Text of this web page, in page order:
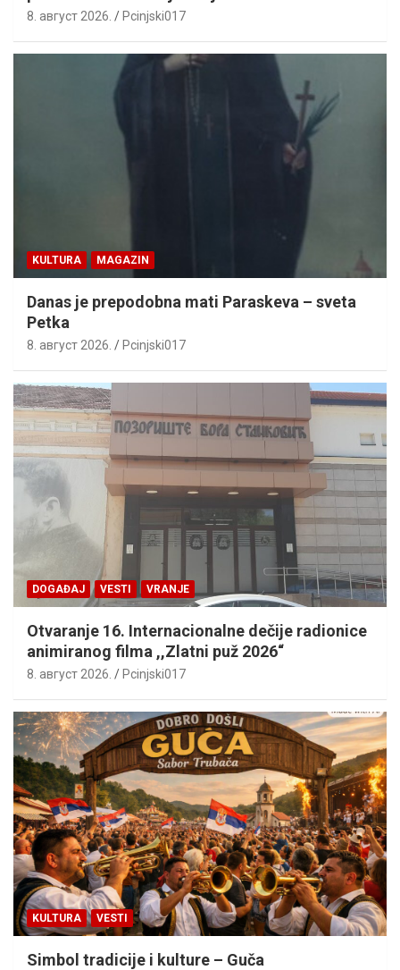
8. август 2026. Pcinjski017
KULTURA MAGAZIN
Danas je prepodobna mati Paraskeva – sveta
Petka
8. август 2026. Pcinjski017
DOGAĐAJ VESTI VRANJE
Otvaranje 16. Internacionalne dečije radionice
animiranog filma ,,Zlatni puž 2026“
8. август 2026. Pcinjski017
KULTURA VESTI
Simbol tradicije i kulture – Guča